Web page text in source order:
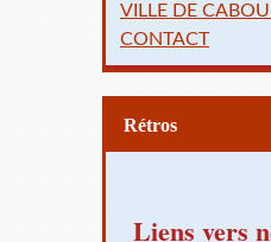
VILLE DE
CONTACT
Rétros
Liens vers